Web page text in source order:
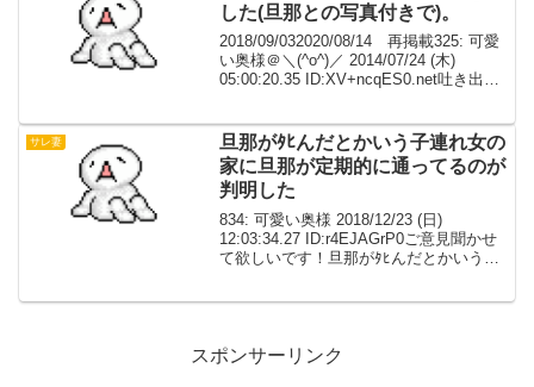
した(旦那との写真付きで)。
2018/09/032020/08/14 再掲載325: 可愛
い奥様＠＼(^o^)／ 2014/07/24 (木)
05:00:20.35 ID:XV+ncqES0.net吐き出さ
サレ妻
旦那がﾀﾋんだとかいう子連れ女の
家に旦那が定期的に通ってるのが
判明した
834: 可愛い奥様 2018/12/23 (日)
12:03:34.27 ID:r4EJAGrP0ご意見聞かせ
て欲しいです！旦那がﾀﾋんだとかいう子
スポンサーリンク